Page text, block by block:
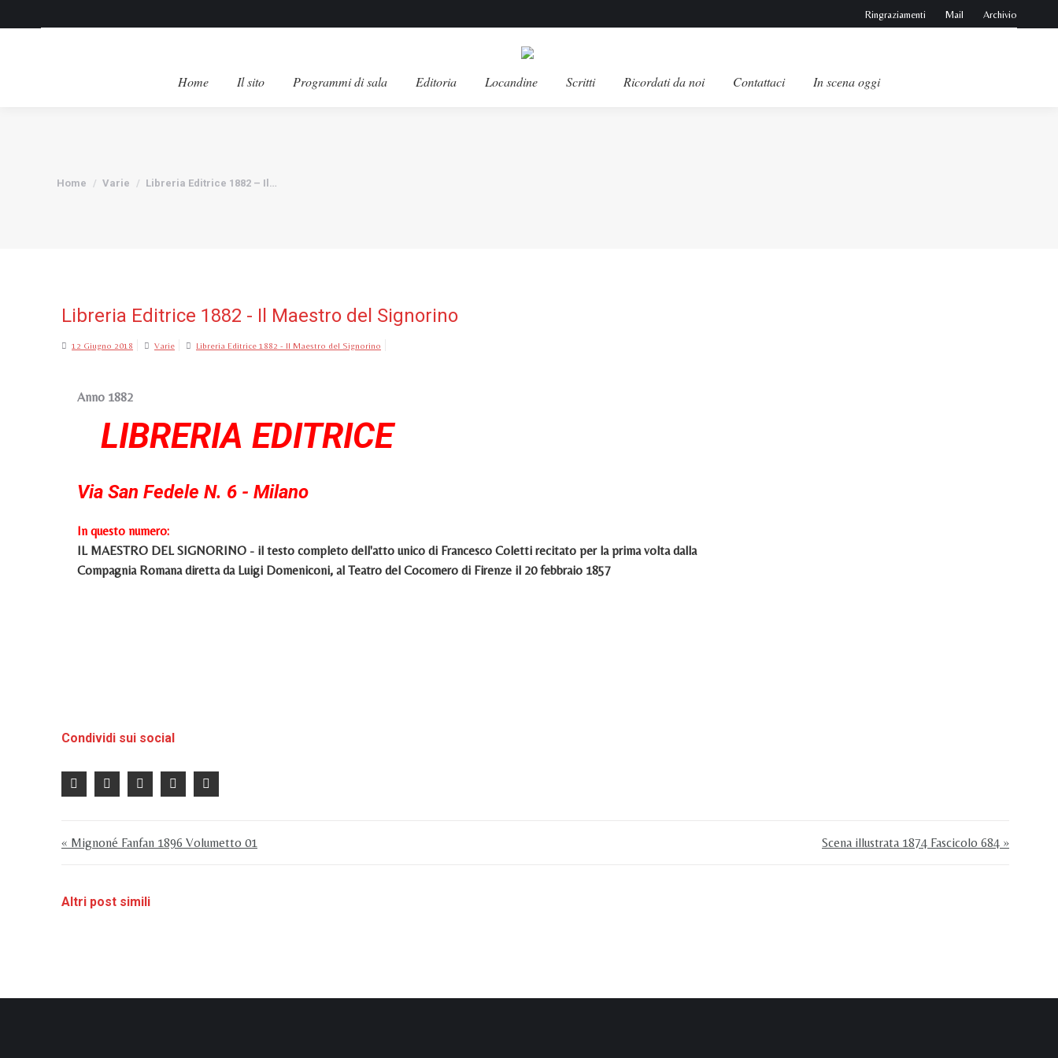
Ringraziamenti Mail Archivio
Home Il sito Programmi di sala Editoria Locandine Scritti Ricordati da noi Contattaci In scena oggi
Tu sei qui:
Home Varie Libreria Editrice 1882 – Il…
Libreria Editrice 1882 - Il Maestro del Signorino
12 Giugno 2018 Varie Libreria Editrice 1882 - Il Maestro del Signorino
Anno 1882
LIBRERIA EDITRICE
Via San Fedele N. 6 - Milano
In questo numero:
IL MAESTRO DEL SIGNORINO - il testo completo dell'atto unico di Francesco Coletti recitato per la prima volta dalla
Compagnia Romana diretta da Luigi Domeniconi, al Teatro del Cocomero di Firenze il 20 febbraio 1857
Condividi sui social
« Mignoné Fanfan 1896 Volumetto 01 Scena illustrata 1874 Fascicolo 684 »
Altri post simili